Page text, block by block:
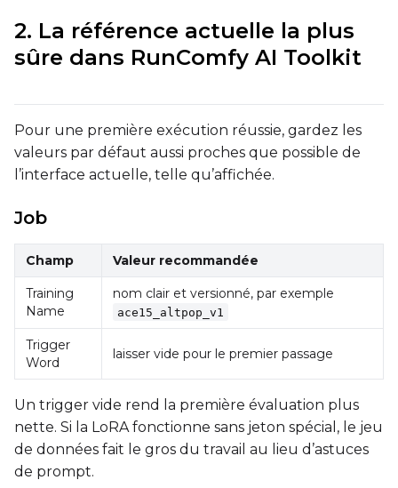
Select...
LoRA Weight
Num Repeats
Caption Dropout Rate
ToggleCache Latents
Cache Latents
ToggleIs
Is Regularization
2. La référence actuelle la plus
sûre dans RunComfy AI Toolkit
Pour une première exécution réussie, gardez les
valeurs par défaut aussi proches que possible de
l’interface actuelle, telle qu’affichée.
Job
Champ Valeur recommandée
Training
Name
nom clair et versionné, par exemple
ace15_altpop_v1
Trigger
Word
laisser vide pour le premier passage
Un trigger vide rend la première évaluation plus
nette. Si la LoRA fonctionne sans jeton spécial, le jeu
de données fait le gros du travail au lieu d’astuces
de prompt.